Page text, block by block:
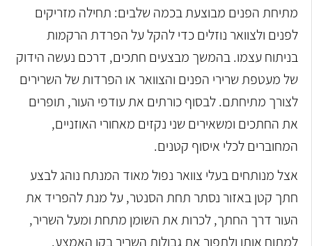
מתיחת הפנים מבוצעת בכמה שלבים: תחילה מזריקים
לפנים ולצוואר נוזלים כדי להקל על הפרדת הרקמות
בניתוח עצמו. בהמשך מבצעים חתכים, דרכם נעשה הידוק
של מעטפת שרירי הפנים והצוואר או הפרדות של השרירים
לצורך מתיחתם. לבסוף כורתים את עודפי העור, תופרים
את החתכים ומשאירים שני נקזים מאחורי האוזניים,
המחוברים לכלי איסוף קטנים.
אצל מנותחים בעלי צוואר נפול מאוד המנתח נוהג לבצע
חתך קטן באזור נסתר תחת הסנטר, על מנת להפריד את
העור דרך החתך, לכרות את השומן מתחת ומעל השריר,
למתוח אותו ולתפור את גבולות השריר בקו האמצע.